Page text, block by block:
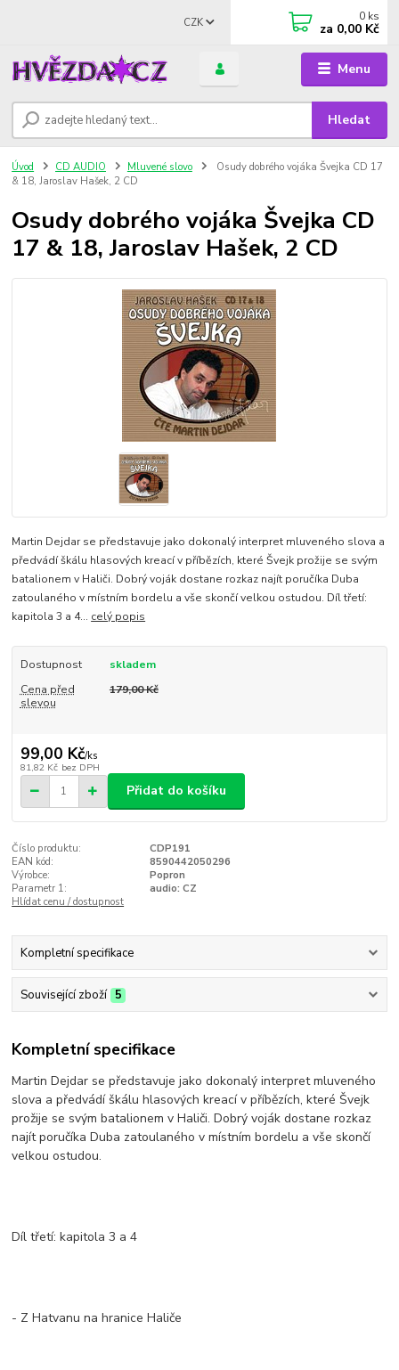
Menu
CZK
Hledat
0 ks
za 0,00 Kč
Úvod CD AUDIO Mluvené slovo
Osudy dobrého vojáka Švejka CD 17
& 18, Jaroslav Hašek, 2 CD
Osudy dobrého vojáka Švejka CD
17 & 18, Jaroslav Hašek, 2 CD
Martin Dejdar se představuje jako dokonalý interpret mluveného slova a
předvádí škálu hlasových kreací v příbězích, které Švejk prožije se svým
batalionem v Haliči. Dobrý voják dostane rozkaz najít poručíka Duba
zatoulaného v místním bordelu a vše skončí velkou ostudou. Díl třetí:
kapitola 3 a 4... celý popis
Dostupnost
skladem
Cena před
slevou
179,00 Kč
99,00 Kč/ks
81,82 Kč bez DPH
Přidat do košíku
Číslo produktu:
CDP191
EAN kód:
8590442050296
Výrobce:
Popron
Parametr 1:
audio: CZ
Hlídat cenu / dostupnost
Kompletní specifikace
Související zboží 5
Kompletní specifikace
Martin Dejdar se představuje jako dokonalý interpret mluveného
slova a předvádí škálu hlasových kreací v příbězích, které Švejk
prožije se svým batalionem v Haliči. Dobrý voják dostane rozkaz
najít poručíka Duba zatoulaného v místním bordelu a vše skončí
velkou ostudou.
Díl třetí: kapitola 3 a 4
- Z Hatvanu na hranice Haliče